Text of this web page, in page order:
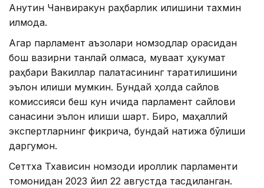
Анутин Чанвиракун раҳбарлик қилишини тахмин
қилмоқда.
Агар парламент аъзолари номзодлар орасидан
бош вазирни танлай олмаса, муваққат ҳукумат
раҳбари Вакиллар палатасининг тарқатилишини
эълон қилиши мумкин. Бундай ҳолда сайлов
комиссияси беш кун ичида парламент сайлови
санасини эълон қилиши шарт. Бироқ, маҳаллий
экспертларнинг фикрича, бундай натижа бўлиши
даргумон.
Сеттха Тхависин номзоди қироллик парламенти
томонидан 2023 йил 22 августда тасдиқланган.